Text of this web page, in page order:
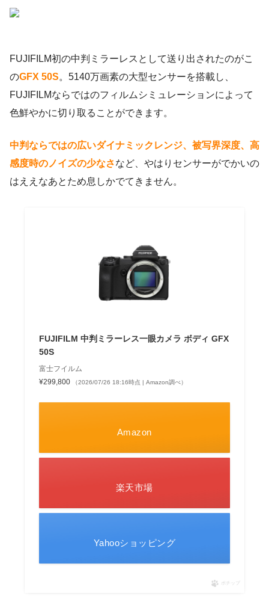
FUJIFILM初の中判ミラーレスとして送り出されたのがこ
のGFX 50S。5140万画素の大型センサーを搭載し、
FUJIFILMならではのフィルムシミュレーションによって
色鮮やかに切り取ることができます。
中判ならではの広いダイナミックレンジ、被写界深度、高
感度時のノイズの少なさなど、やはりセンサーがでかいの
はええなあとため息しかでてきません。
FUJIFILM 中判ミラーレス一眼カメラ ボディ GFX
50S
富士フイルム
¥299,800
（2026/07/26 18:16時点 | Amazon調べ）
Amazon
楽天市場
Yahooショッピング
ポチップ